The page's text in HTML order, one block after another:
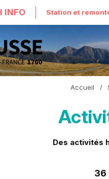
INFO Station et
Accueil /
Des activités
36